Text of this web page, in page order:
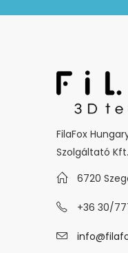
FilaFox
Szolgáltató Kft.
6720
+36 30/